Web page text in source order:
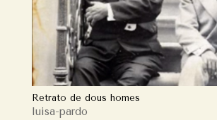
Retrato de dous homes
luisa-pardo